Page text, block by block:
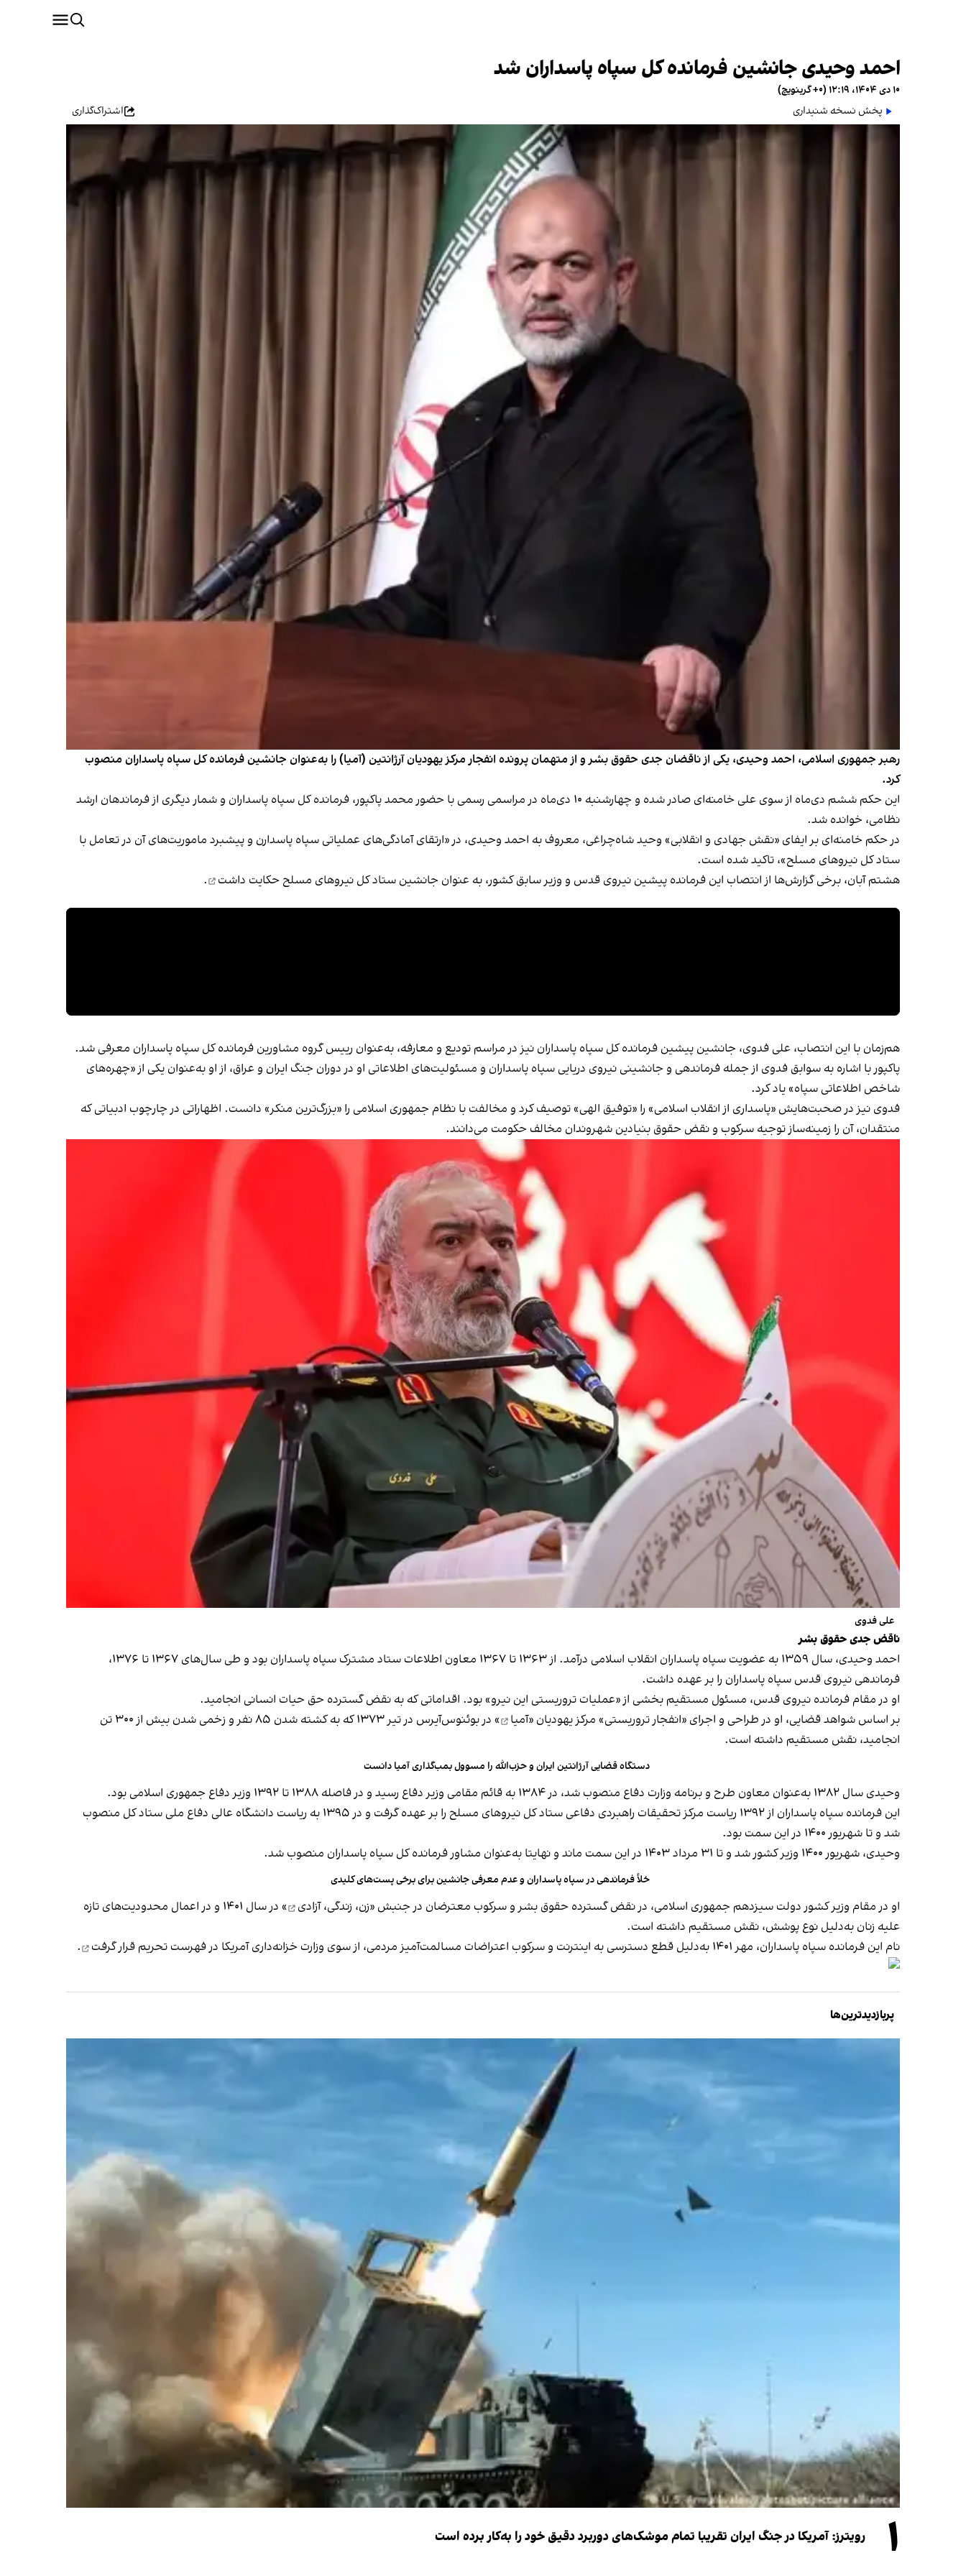
احمد وحیدی جانشین فرمانده کل سپاه پاسداران شد
۱۰ دی ۱۴۰۴، ۱۲:۱۹ (‎+۰ گرینویچ)
پخش نسخه شنیداری
اشتراک‌گذاری
رهبر جمهوری اسلامی، احمد وحیدی، یکی از ناقضان جدی حقوق بشر و از متهمان پرونده انفجار مرکز یهودیان آرژانتین (آمیا) را به‌عنوان جانشین فرمانده کل سپاه پاسداران منصوب
کرد.
این حکم ششم دی‌ماه از سوی علی خامنه‌ای صادر شده و چهارشنبه ۱۰ دی‌ماه در مراسمی رسمی با حضور محمد پاکپور، فرمانده کل سپاه پاسداران و شمار دیگری از فرماندهان ارشد
نظامی، خوانده شد.
در حکم خامنه‌ای بر ایفای «نقش جهادی و انقلابی» وحید شاه‌چراغی، معروف به احمد وحیدی، در «ارتقای آمادگی‌های عملیاتی سپاه پاسدارن و پیشبرد ماموریت‌های آن در تعامل با
ستاد کل نیروهای مسلح»، تاکید شده است.
هشتم آبان، برخی گزارش‌ها از انتصاب این فرمانده پیشین نیروی قدس و وزیر سابق کشور، به عنوان جانشین ستاد کل نیروهای مسلح حکایت داشت .
هم‌زمان با این انتصاب، علی فدوی، جانشین پیشین فرمانده کل سپاه پاسداران نیز در مراسم تودیع و معارفه، به‌عنوان رییس گروه مشاورین فرمانده کل سپاه پاسداران معرفی شد.
پاکپور با اشاره به سوابق فدوی از جمله فرماندهی و جانشینی نیروی دریایی سپاه پاسداران و مسئولیت‌های اطلاعاتی او در دوران جنگ ایران و عراق، از او به‌عنوان یکی از «چهره‌های
شاخص اطلاعاتی سپاه» یاد کرد.
فدوی نیز در صحبت‌هایش «پاسداری از انقلاب اسلامی» را «توفیق الهی» توصیف کرد و مخالفت با نظام جمهوری اسلامی را «بزرگ‌ترین منکر» دانست. اظهاراتی در چارچوب ادبیاتی که
منتقدان، آن را زمینه‌ساز توجیه سرکوب و نقض حقوق بنیادین شهروندان مخالف حکومت می‌دانند.
علی فدوی
ناقض جدی حقوق بشر
احمد وحیدی، سال ۱۳۵۹ به عضویت سپاه پاسداران انقلاب اسلامی درآمد. از ۱۳۶۳ تا ۱۳۶۷ معاون اطلاعات ستاد مشترک سپاه پاسداران بود و طی سال‌های ۱۳۶۷ تا ۱۳۷۶،
فرماندهی نیروی قدس سپاه پاسداران را بر عهده داشت.
او در مقام فرمانده نیروی قدس، مسئول مستقیم بخشی از «عملیات تروریستی این نیرو» بود. اقداماتی که به نقض گسترده حق حیات انسانی انجامید.
بر اساس شواهد قضایی، او در طراحی و اجرای «انفجار تروریستی» مرکز یهودیان «آمیا
» در بوئنوس‌آیرس در تیر ۱۳۷۳ که به کشته شدن ۸۵ نفر و زخمی شدن بیش از ۳۰۰ تن
انجامید، نقش مستقیم داشته است.
دستگاه قضایی آرژانتین ایران و حزب‌الله را مسوول بمب‌گذاری آمیا دانست
وحیدی سال ۱۳۸۲ به‌عنوان معاون طرح و برنامه وزارت دفاع منصوب شد، در ۱۳۸۴ به قائم مقامی وزیر دفاع رسید و در فاصله ۱۳۸۸ تا ۱۳۹۲ وزیر دفاع جمهوری اسلامی بود.
این فرمانده سپاه پاسداران از ۱۳۹۲ ریاست مرکز تحقیقات راهبردی دفاعی ستاد کل نیروهای مسلح را بر عهده گرفت و در ۱۳۹۵ به ریاست دانشگاه عالی دفاع ملی ستاد کل منصوب
شد و تا شهریور ۱۴۰۰ در این سمت بود.
وحیدی، شهریور ۱۴۰۰ وزیر کشور شد و تا ۳۱ مرداد ۱۴۰۳ در این سمت ماند و نهایتا به‌عنوان مشاور فرمانده کل سپاه پاسداران منصوب شد.
خلأ فرماندهی در سپاه پاسداران و عدم معرفی جانشین برای برخی پست‌های کلیدی
او در مقام وزیر کشور دولت سیزدهم جمهوری اسلامی، در نقض گسترده‌ حقوق بشر و سرکوب معترضان در جنبش «زن، زندگی، آزادی
» در سال ۱۴۰۱ و در اعمال محدودیت‌های تازه
علیه زنان به‌دلیل نوع پوشش، نقش مستقیم داشته است.
نام این فرمانده سپاه پاسداران، مهر ۱۴۰۱ به‌دلیل قطع دسترسی به اینترنت و سرکوب اعتراضات مسالمت‌آمیز مردمی، از سوی وزارت خزانه‌داری آمریکا در فهرست تحریم
قرار گرفت .
پربازدیدترین‌ها
۱ رویترز: آمریکا در جنگ ایران تقریبا تمام موشک‌های دوربرد دقیق خود را به‌کار برده است